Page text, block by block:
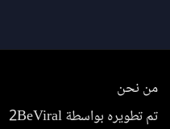
من نحن
تم تطويره بواسطة 2BeViral